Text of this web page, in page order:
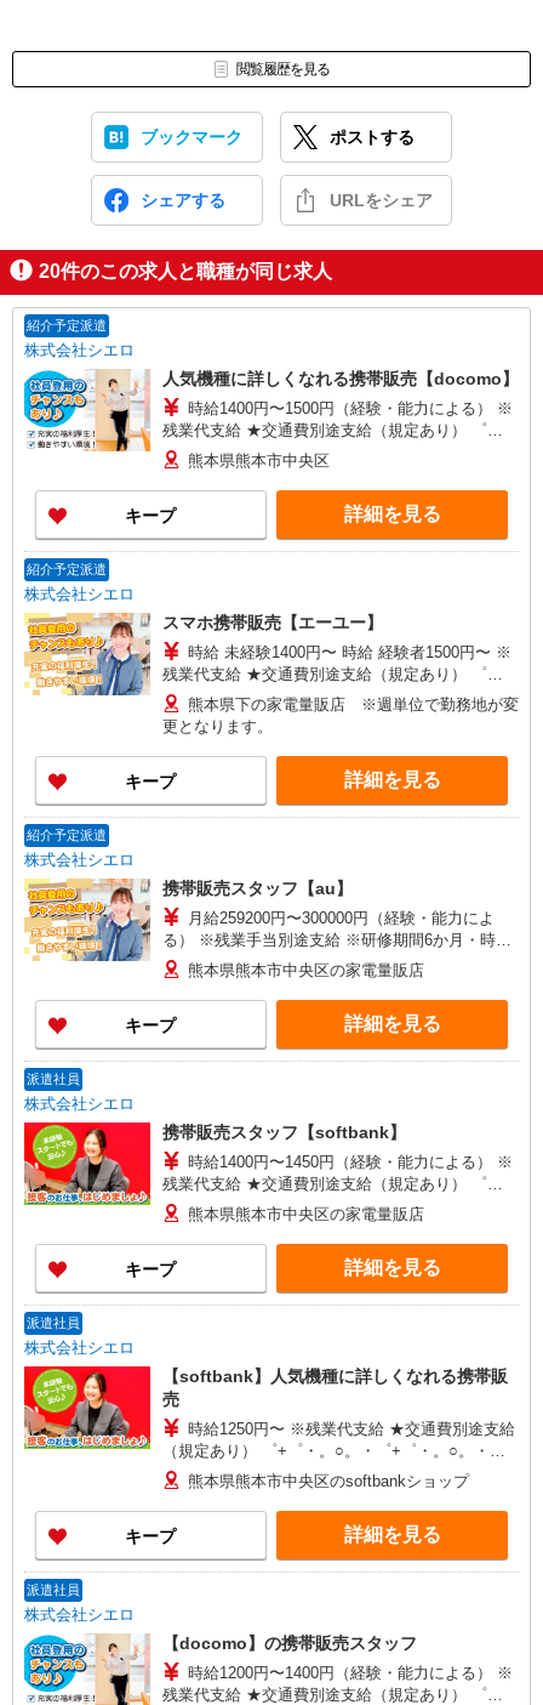
閲覧履歴を見る
ブックマーク ポストする
シェアする URLをシェア
20件のこの求人と職種が同じ求人
紹介予定派遣
株式会社シエロ
人気機種に詳しくなれる携帯販売【docomo】
時給1400円〜1500円（経験・能力による） ※
残業代支給 ★交通費別途支給（規定あり） ゜
+゜・。○。・゜+゜・。○。・゜+゜ 入社祝い金10
万円支給(規定有) お友達を紹介頂くと, インセンテ
ィブ支給(規定有) ★月2回払い・週払い可能（規程
有）★ ゜・。○。・゜+゜・。○。・゜+゜
熊本県熊本市中央区
キープ 詳細を見る
紹介予定派遣
株式会社シエロ
スマホ携帯販売【エーユー】
時給 未経験1400円〜 時給 経験者1500円〜 ※
残業代支給 ★交通費別途支給（規定あり） ゜
+゜・。○。・゜+゜・。○。・゜+゜ 入社祝い金10
万円支給(規定有) お友達を紹介頂くと, インセンテ
ィブ支給(規定有) ★月2回払い・週払い可能（規程
有）★ ゜・。○。・゜+゜・。○。・゜+゜
熊本県下の家電量販店 ※週単位で勤務地が変
更となります。
キープ 詳細を見る
紹介予定派遣
株式会社シエロ
携帯販売スタッフ【au】
月給259200円〜300000円（経験・能力によ
る） ※残業手当別途支給 ※研修期間6か月・時給
1500円〜 ★交通費別途支給（規定あり） ゜
+゜・。○。・゜+゜・。○。・゜+゜ 入社祝い金10
万円支給(規定有) お友達を紹介頂くと, インセンテ
ィブ支給(規定有) ゜・。○。・゜+゜・。○。・゜
+゜
熊本県熊本市中央区の家電量販店
キープ 詳細を見る
派遣社員
株式会社シエロ
携帯販売スタッフ【softbank】
時給1400円〜1450円（経験・能力による） ※
残業代支給 ★交通費別途支給（規定あり） ゜
+゜・。○。・゜+゜・。○。・゜+゜ 入社祝い金10
万円支給(規定有) お友達を紹介頂くと, インセンテ
ィブ支給(規定有) ★月2回払い・週払い可能（規程
有）★ ゜・。○。・゜+゜・。○。・゜+゜
熊本県熊本市中央区の家電量販店
キープ 詳細を見る
派遣社員
株式会社シエロ
【softbank】人気機種に詳しくなれる携帯販
売
時給1250円〜 ※残業代支給 ★交通費別途支給
（規定あり） ゜+゜・。○。・゜+゜・。○。・゜
+゜ 入社祝い金10万円支給(規定有) お友達を紹介
頂くと, インセンティブ支給(規定有) ★月2回払
い・週払い可能（規程有）★ ゜・。○。・゜
+゜・。○。・゜+゜
熊本県熊本市中央区のsoftbankショップ
キープ 詳細を見る
派遣社員
株式会社シエロ
【docomo】の携帯販売スタッフ
時給1200円〜1400円（経験・能力による） ※
残業代支給 ★交通費別途支給（規定あり） ゜